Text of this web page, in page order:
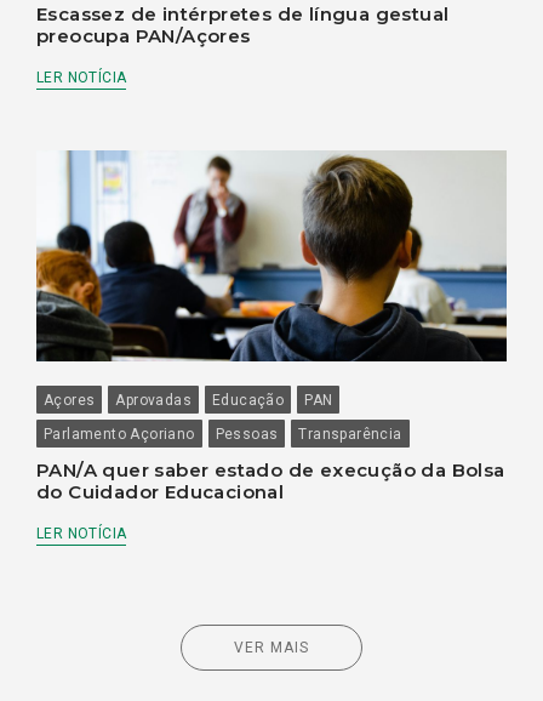
Escassez de intérpretes de língua gestual
preocupa PAN/Açores
LER NOTÍCIA
Açores Aprovadas Educação
PAN
Parlamento Açoriano
Pessoas Transparência
PAN/A quer saber estado de execução da Bolsa
do Cuidador Educacional
LER NOTÍCIA
VER MAIS